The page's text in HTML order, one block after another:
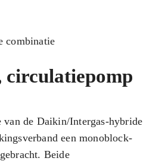
combinatie
circulatiepomp
van de Daikin/Intergas-hybride
een monoblock-
Beide